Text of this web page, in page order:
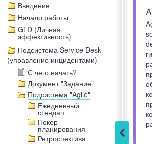
Введение
Начало работы
GTD (Личная
эффективность)
Подсистема Service Desk
(управление инцидентами)
С чего начать?
Документ "Задание"
Подсистема "Agile"
Ежедневный
стендап
Покер
планирования
Ретроспектива